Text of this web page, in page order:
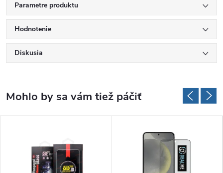
Parametre produktu
Hodnotenie
Diskusia